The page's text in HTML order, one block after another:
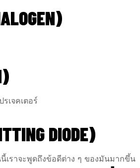
เจคเตอร์
DIODE)
เราจะพูดถึงข้อดีต่าง ๆ ของมันมากขึ้น